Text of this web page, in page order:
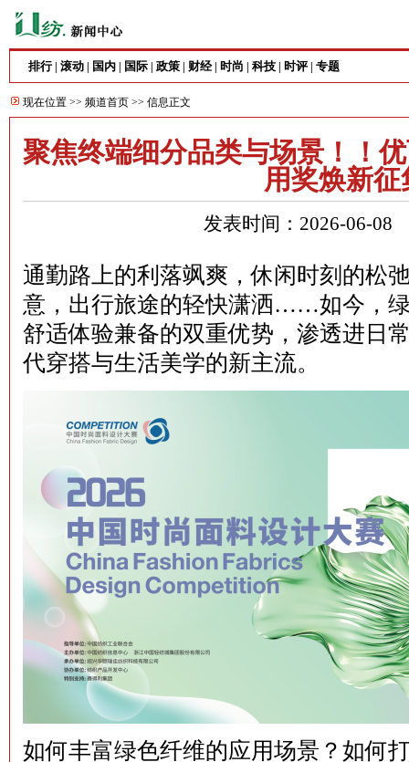
排行| 滚动 国内 国际 政策 财经| 时尚 科技 时评 专题
现在位置 >> 频道首页 >> 信息正文
聚焦终端细分品类与场景！！
用奖焕新征
发表时间：2026-06-
通勤路上的利落飒爽，休闲时刻的松
意，出行旅途的轻快潇洒……如今，
舒适体验兼备的双重优势，渗透进日
代穿搭与生活美学的新主流。
如何丰富绿色纤维的应用场景？如何